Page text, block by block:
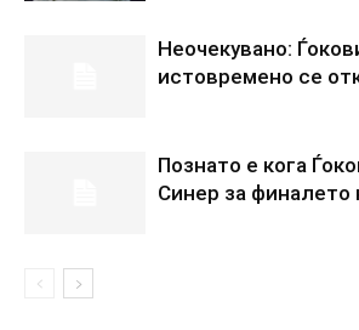
Неочекувано:
истовремено се
Познато е кога
Синер за